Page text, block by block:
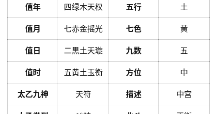
值年 四绿木天权 五行 土
值月 七赤金摇光 七色 黄
值日 二黒土天璇 九数 五
值时 五黄土玉衡 方位 中
太乙九神 天符 描述 中宫